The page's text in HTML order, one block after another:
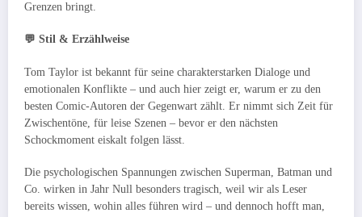
Grenzen bringt.
💬 Stil & Erzählweise
Tom Taylor ist bekannt für seine charakterstarken Dialoge und
emotionalen Konflikte – und auch hier zeigt er, warum er zu den
besten Comic-Autoren der Gegenwart zählt. Er nimmt sich Zeit für
Zwischentöne, für leise Szenen – bevor er den nächsten
Schockmoment eiskalt folgen lässt.
Die psychologischen Spannungen zwischen Superman, Batman und
Co. wirken in Jahr Null besonders tragisch, weil wir als Leser
bereits wissen, wohin alles führen wird – und dennoch hofft man,